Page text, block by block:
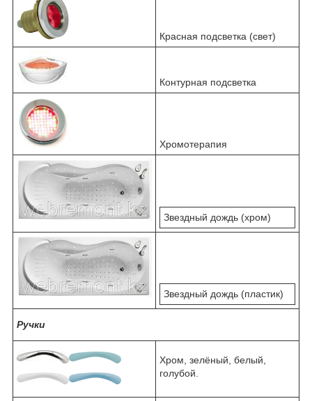
Красная подсветка (свет)
Контурная подсветка
Хромотерапия
Звездный дождь (хром)
Звездный дождь (пластик)
Ручки
Хром, зелёный, белый,
голубой.